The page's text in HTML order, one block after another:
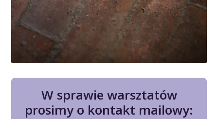
W sprawie warsztatów
prosimy o kontakt mailowy: